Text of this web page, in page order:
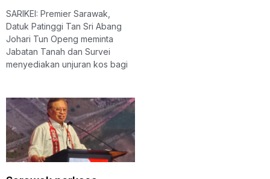
SARIKEI: Premier Sarawak,
Datuk Patinggi Tan Sri Abang
Johari Tun Openg meminta
Jabatan Tanah dan Survei
menyediakan unjuran kos bagi